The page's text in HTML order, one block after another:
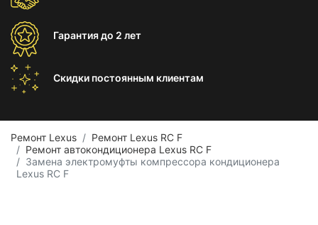
Гарантиядо 2 лет
Скидки постоянным клиентам
Ремонт Lexus
Ремонт Lexus RC F
Ремонт автокондиционера Lexus RC F
Замена электромуфты компрессора кондиционера
Lexus RC F